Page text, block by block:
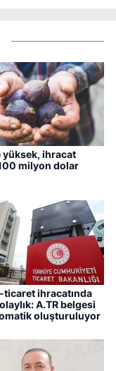
yüksek, ihracat
milyon dolar
ticaret ihracatında
A.TR belgesi
oluşturuluyor